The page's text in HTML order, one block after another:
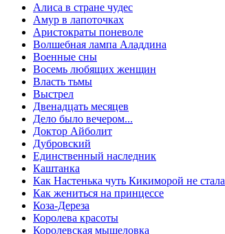
Алиса в стране чудес
Амур в лапоточках
Аристократы поневоле
Волшебная лампа Аладдина
Военные сны
Восемь любящих женщин
Власть тьмы
Выстрел
Двенадцать месяцев
Дело было вечером...
Доктор Айболит
Дубровский
Единственный наследник
Каштанка
Как Настенька чуть Кикиморой не стала
Как жениться на принцессе
Коза-Дереза
Королева красоты
Королевская мышеловка